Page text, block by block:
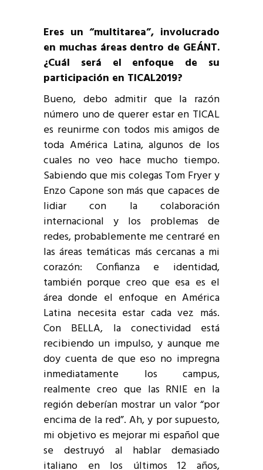
Eres un “multitarea”, involucrado
en muchas áreas dentro de GEÁNT.
¿Cuál será el enfoque de su
participación en TICAL2019?
Bueno, debo admitir que la razón
número uno de querer estar en TICAL
es reunirme con todos mis amigos de
toda América Latina, algunos de los
cuales no veo hace mucho tiempo.
Sabiendo que mis colegas Tom Fryer y
Enzo Capone son más que capaces de
lidiar con la colaboración
internacional y los problemas de
redes, probablemente me centraré en
las áreas temáticas más cercanas a mi
corazón: Confianza e identidad,
también porque creo que esa es el
área donde el enfoque en América
Latina necesita estar cada vez más.
Con BELLA, la conectividad está
recibiendo un impulso, y aunque me
doy cuenta de que eso no impregna
inmediatamente los campus,
realmente creo que las RNIE en la
región deberían mostrar un valor “por
encima de la red”. Ah, y por supuesto,
mi objetivo es mejorar mi español que
se destruyó al hablar demasiado
italiano en los últimos 12 años,